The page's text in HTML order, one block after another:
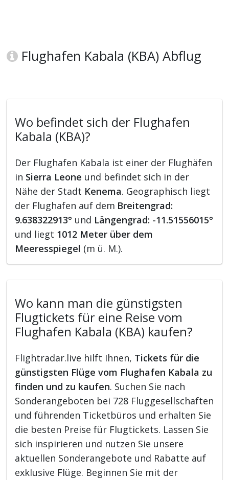
Flughafen Kabala (KBA) Abflug
Wo befindet sich der Flughafen
Kabala (KBA)?
Der Flughafen Kabala ist einer der Flughäfen
in Sierra Leone und befindet sich in der
Nähe der Stadt Kenema. Geographisch liegt
der Flughafen auf dem Breitengrad:
9.638322913° und Längengrad: -11.51556015°
und liegt 1012 Meter über dem
Meeresspiegel (m ü. M.).
Wo kann man die günstigsten
Flugtickets für eine Reise vom
Flughafen Kabala (KBA) kaufen?
Flightradar.live hilft Ihnen, Tickets für die
günstigsten Flüge vom Flughafen Kabala zu
finden und zu kaufen. Suchen Sie nach
Sonderangeboten bei 728 Fluggesellschaften
und führenden Ticketbüros und erhalten Sie
die besten Preise für Flugtickets. Lassen Sie
sich inspirieren und nutzen Sie unsere
aktuellen Sonderangebote und Rabatte auf
exklusive Flüge. Beginnen Sie mit der